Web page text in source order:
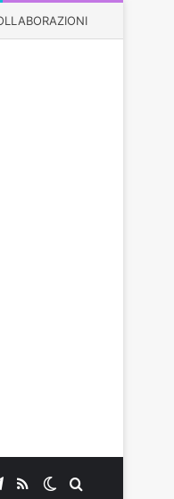
Telegram
RSSCambia aspetto